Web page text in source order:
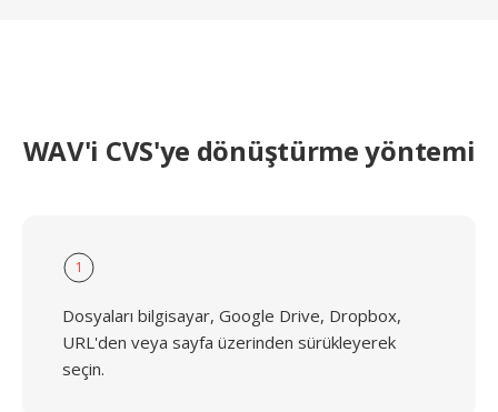
WAV'i CVS'ye dönüştürme yöntemi
1
Dosyaları bilgisayar, Google Drive, Dropbox,
URL'den veya sayfa üzerinden sürükleyerek
seçin.